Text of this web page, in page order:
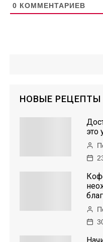
0 КОММЕНТАРИЕВ
НОВЫЕ РЕЦЕПТЫ
это